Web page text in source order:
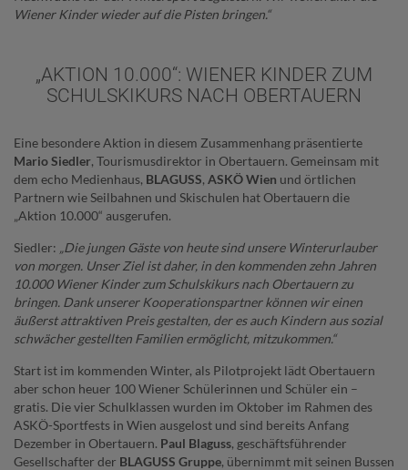
Wiener Kinder wieder auf die Pisten bringen.“
„AKTION 10.000“: WIENER KINDER ZUM
SCHULSKIKURS NACH OBERTAUERN
Eine besondere Aktion in diesem Zusammenhang präsentierte
Mario Siedler, Tourismusdirektor in Obertauern. Gemeinsam mit
dem echo Medienhaus, BLAGUSS, ASKÖ Wien und örtlichen
Partnern wie Seilbahnen und Skischulen hat Obertauern die
„Aktion 10.000“ ausgerufen.
Siedler: „Die jungen Gäste von heute sind unsere Winterurlauber
von morgen. Unser Ziel ist daher, in den kommenden zehn Jahren
10.000 Wiener Kinder zum Schulskikurs nach Obertauern zu
bringen. Dank unserer Kooperationspartner können wir einen
äußerst attraktiven Preis gestalten, der es auch Kindern aus sozial
schwächer gestellten Familien ermöglicht, mitzukommen.“
Start ist im kommenden Winter, als Pilotprojekt lädt Obertauern
aber schon heuer 100 Wiener Schülerinnen und Schüler ein –
gratis. Die vier Schulklassen wurden im Oktober im Rahmen des
ASKÖ-Sportfests in Wien ausgelost und sind bereits Anfang
Dezember in Obertauern. Paul Blaguss, geschäftsführender
Gesellschafter der BLAGUSS Gruppe, übernimmt mit seinen Bussen